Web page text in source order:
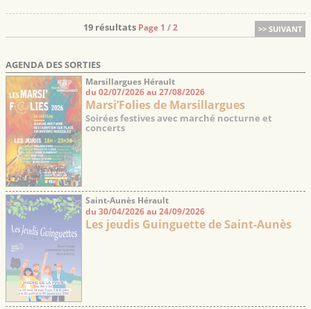
>> SUIVANT
19 résultats Page 1 / 2
AGENDA DES SORTIES
Marsillargues Hérault
du 02/07/2026 au 27/08/2026
Marsi’Folies de Marsillargues
Soirées festives avec marché nocturne et
concerts
Saint-Aunès Hérault
du 30/04/2026 au 24/09/2026
Les jeudis Guinguette de Saint-Aunès